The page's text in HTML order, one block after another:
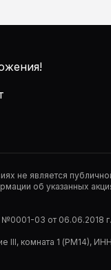
не является
об указанных
03 от 06.06.2018 г.
III, комната 1